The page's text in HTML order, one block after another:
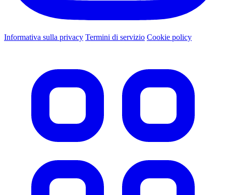
Informativa sulla privacy Termini di servizio Cookie policy